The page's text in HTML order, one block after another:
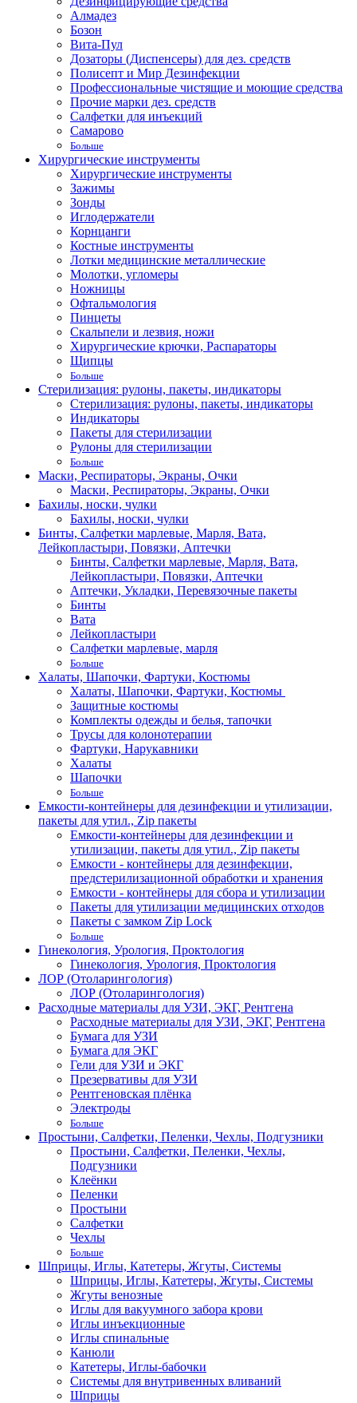
Алмадез
Бозон
Вита-Пул
Дозаторы (Диспенсеры) для дез. средств
Полисепт и Мир Дезинфекции
Профессиональные чистящие и моющие средства
Прочие марки дез. средств
Салфетки для инъекций
Самарово
Больше
Хирургические инструменты
Хирургические инструменты
Зажимы
Зонды
Иглодержатели
Корнцанги
Костные инструменты
Лотки медицинские металлические
Молотки, угломеры
Ножницы
Офтальмология
Пинцеты
Скальпели и лезвия, ножи
Хирургические крючки, Распараторы
Щипцы
Больше
Стерилизация: рулоны, пакеты, индикаторы
Стерилизация: рулоны, пакеты, индикаторы
Индикаторы
Пакеты для стерилизации
Рулоны для стерилизации
Больше
Маски, Респираторы, Экраны, Очки
Маски, Респираторы, Экраны, Очки
Бахилы, носки, чулки
Бахилы, носки, чулки
Бинты, Салфетки марлевые, Марля, Вата,
Лейкопластыри, Повязки, Аптечки
Бинты, Салфетки марлевые, Марля, Вата,
Лейкопластыри, Повязки, Аптечки
Аптечки, Укладки, Перевязочные пакеты
Бинты
Вата
Лейкопластыри
Салфетки марлевые, марля
Больше
Халаты, Шапочки, Фартуки, Костюмы
Халаты, Шапочки, Фартуки, Костюмы
Защитные костюмы
Комплекты одежды и белья, тапочки
Трусы для колонотерапии
Фартуки, Нарукавники
Халаты
Шапочки
Больше
Емкости-контейнеры для дезинфекции и утилизации,
пакеты для утил., Zip пакеты
Емкости-контейнеры для дезинфекции и
утилизации, пакеты для утил., Zip пакеты
Емкости - контейнеры для дезинфекции,
предстерилизационной обработки и хранения
Емкости - контейнеры для сбора и утилизации
Пакеты для утилизации медицинских отходов
Пакеты с замком Zip Lock
Больше
Гинекология, Урология, Проктология
Гинекология, Урология, Проктология
ЛОР (Отоларингология)
ЛОР (Отоларингология)
Расходные материалы для УЗИ, ЭКГ, Рентгена
Расходные материалы для УЗИ, ЭКГ, Рентгена
Бумага для УЗИ
Бумага для ЭКГ
Гели для УЗИ и ЭКГ
Презервативы для УЗИ
Рентгеновская плёнка
Электроды
Больше
Простыни, Салфетки, Пеленки, Чехлы, Подгузники
Простыни, Салфетки, Пеленки, Чехлы,
Подгузники
Клеёнки
Пеленки
Простыни
Салфетки
Чехлы
Больше
Шприцы, Иглы, Катетеры, Жгуты, Системы
Шприцы, Иглы, Катетеры, Жгуты, Системы
Жгуты венозные
Иглы для вакуумного забора крови
Иглы инъекционные
Иглы спинальные
Канюли
Катетеры, Иглы-бабочки
Системы для внутривенных вливаний
Шприцы